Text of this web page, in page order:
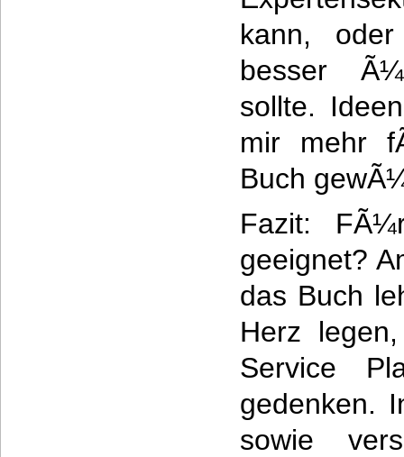
kann,
besser
sollte.
mir mehr
Buch
Fazit:
geeignet?
das Buch
Herz
Service
gedenken.
sowie